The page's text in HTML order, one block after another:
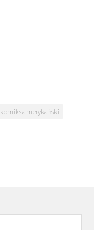
komiks amerykański